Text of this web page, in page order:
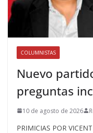
COLUMNISTAS
Nuevo
preguntas
10 de agosto de 2026
PRIMICIAS POR